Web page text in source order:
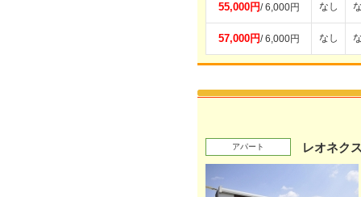
55,000円/ 6,000円 なし
57,000円/ 6,000円 なし
アパート レオネク